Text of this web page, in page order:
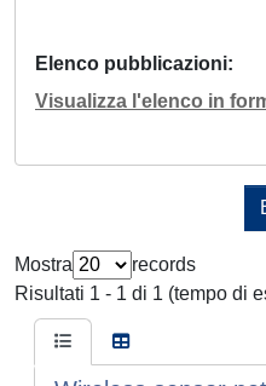
Elenco pubblicazioni
Visualizza l'elenco in
Mostra
records
Risultati 1 - 1 di 1 (tempo di